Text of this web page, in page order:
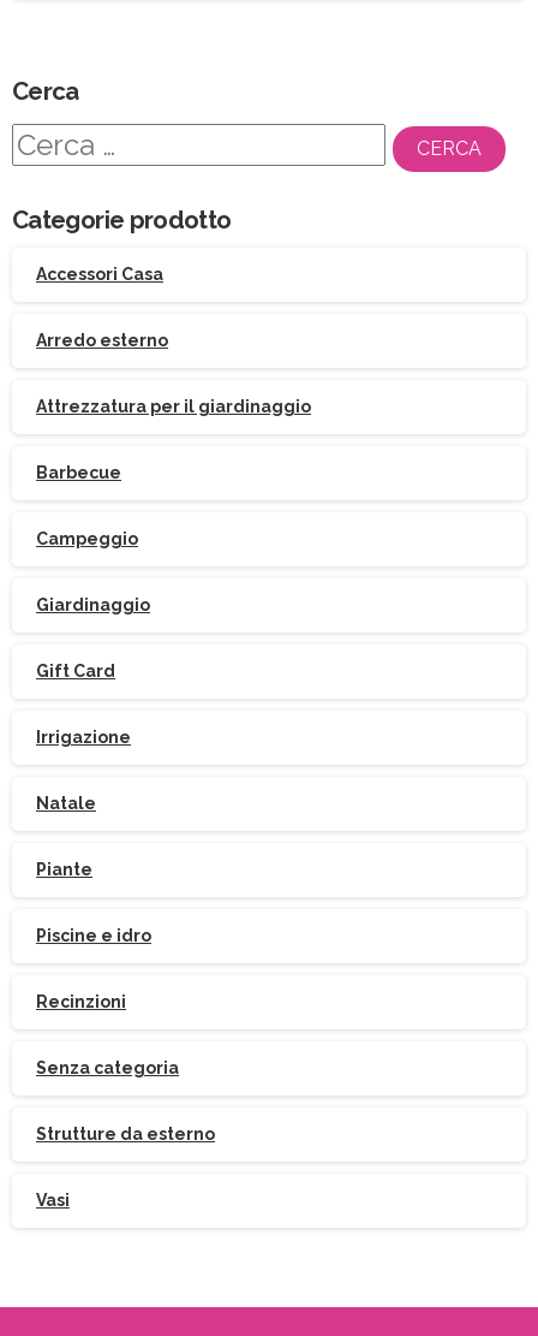
Cerca
Ricerca
Categorie prodotto
Accessori Casa
Arredo esterno
Attrezzatura per il giardinaggio
Barbecue
Campeggio
Giardinaggio
Gift Card
Irrigazione
Natale
Piante
Piscine e idro
Recinzioni
Senza categoria
Strutture da esterno
Vasi
Iscriviti
Indirizzo email:
Accetto le condizioni generali di utilizzo e di